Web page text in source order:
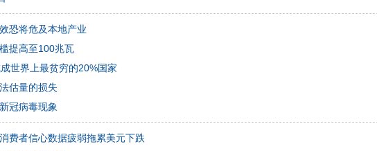
恐将危及本地产业
提高至100兆瓦
世界上最贫穷的20%国家
估量的损失
冠病毒现象
费者信心数据疲弱拖累美元下跌